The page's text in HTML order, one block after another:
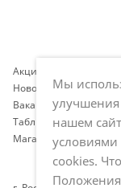
Акции
Новости
Вакансии
Таблица размеров
Магазины
Мы
улучшения
нашем
cookies.